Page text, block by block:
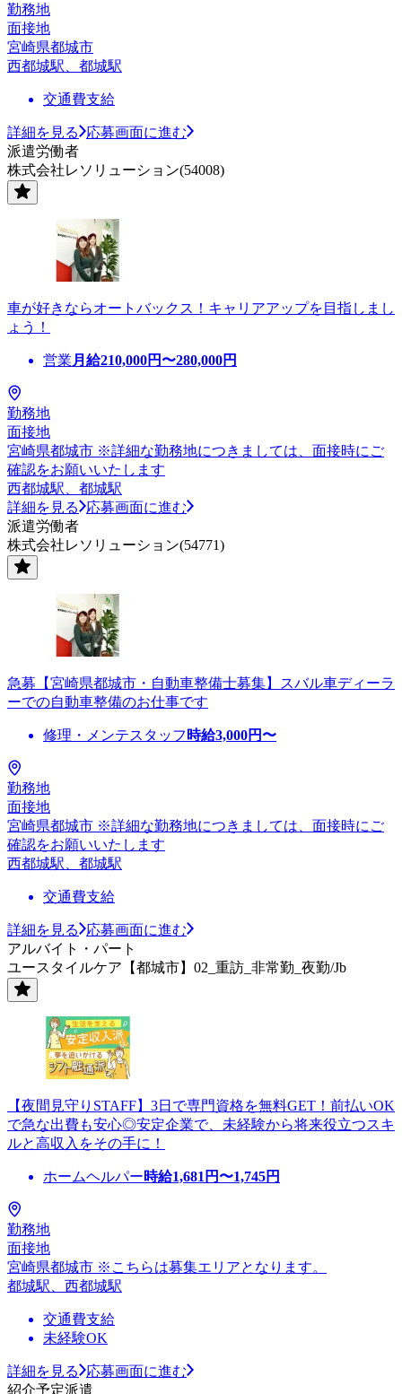
勤務地
面接地
宮崎県都城市
西都城駅、都城駅
交通費支給
詳細を見る
応募画面に進む
派遣労働者
株式会社レソリューション(54008)
車が好きならオートバックス！キャリアアップを目指しまし
ょう！
営業 月給210,000円〜280,000円
勤務地
面接地
宮崎県都城市 ※詳細な勤務地につきましては、面接時にご
確認をお願いいたします
西都城駅、都城駅
詳細を見る
応募画面に進む
派遣労働者
株式会社レソリューション(54771)
急募【宮崎県都城市・自動車整備士募集】スバル車ディーラ
ーでの自動車整備のお仕事です
修理・メンテスタッフ 時給3,000円〜
勤務地
面接地
宮崎県都城市 ※詳細な勤務地につきましては、面接時にご
確認をお願いいたします
西都城駅、都城駅
交通費支給
詳細を見る
応募画面に進む
アルバイト・パート
ユースタイルケア【都城市】02_重訪_非常勤_夜勤/Jb
【夜間見守りSTAFF】3日で専門資格を無料GET！前払いOK
で急な出費も安心◎安定企業で、未経験から将来役立つスキ
ルと高収入をその手に！
ホームヘルパー時給1,681 円〜1,745円
勤務地
面接地
宮崎県都城市 ※こちらは募集エリアとなります。
都城駅、西都城駅
交通費支給
未経験OK
詳細を見る
応募画面に進む
紹介予定派遣